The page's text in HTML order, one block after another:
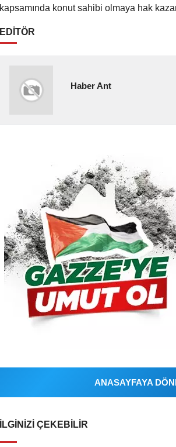
kapsamında konut sahibi olmaya hak
EDİTÖR
Haber Ant
ANASAYFAYA
İLGINIZI ÇEKEBILIR